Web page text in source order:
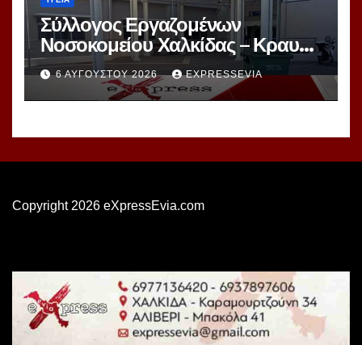
Σύλλογος Εργαζομένων
Νοσοκομείου Χαλκίδας – Κραυγή
Αγωνίας
6 ΑΥΓΟΎΣΤΟΥ 2026 EXPRESSEVIA
Copyright 2026 eXpressEvia.com